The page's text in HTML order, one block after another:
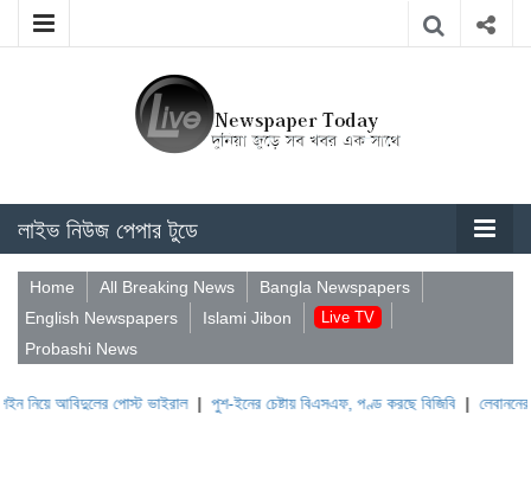
লাইভ নিউজ পেপার টুডে
Home All Breaking News
Bangla Newspapers
English Newspapers
Islami Jibon Live TV
Probashi News
পোস্ট ভাইরাল|পুশ-ইনের চেষ্টায় বিএসএফ, পণ্ড করছে বিজিবি|লেবাননের